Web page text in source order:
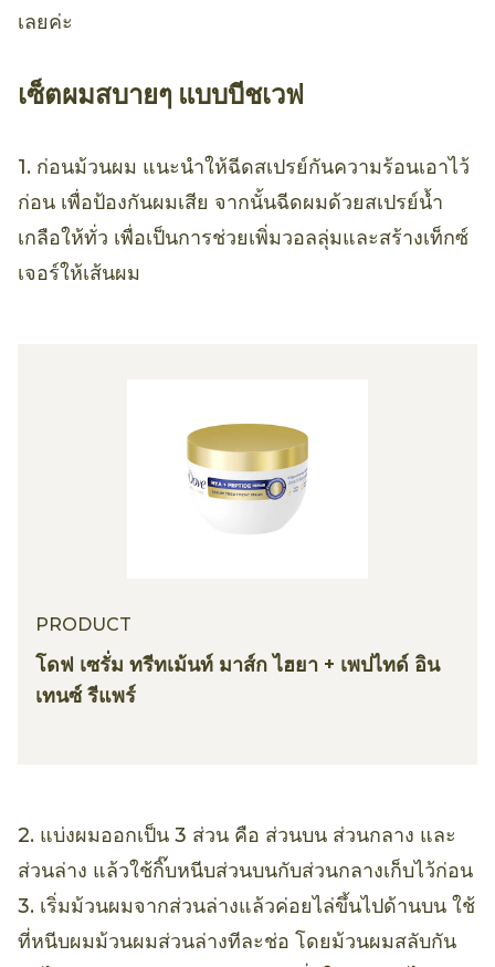
เลยค่ะ
เซ็ตผมสบายๆ แบบบีชเวฟ
1. ก่อนม้วนผม แนะนำให้ฉีดสเปรย์กันความร้อนเอาไว้
ก่อน เพื่อป้องกันผมเสีย จากนั้นฉีดผมด้วยสเปรย์น้ำ
เกลือให้ทั่ว เพื่อเป็นการช่วยเพิ่มวอลลุ่มและสร้างเท็กซ์
เจอร์ให้เส้นผม
PRODUCT
โดฟ เซรั่ม ทรีทเม้นท์ มาส์ก ไฮยา + เพปไทด์ อิน
เทนซ์ รีแพร์
2. แบ่งผมออกเป็น 3 ส่วน คือ ส่วนบน ส่วนกลาง และ
ส่วนล่าง แล้วใช้กิ๊บหนีบส่วนบนกับส่วนกลางเก็บไว้ก่อน
3. เริ่มม้วนผมจากส่วนล่างแล้วค่อยไล่ขึ้นไปด้านบน ใช้
ที่หนีบผมม้วนผมส่วนล่างทีละช่อ โดยม้วนผมสลับกัน